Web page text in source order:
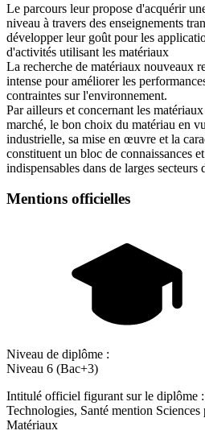
Le parcours leur propose d'acquérir
niveau à travers des enseignements
développer leur goût pour les
d'activités utilisant les matériaux
La recherche de matériaux nouveaux
intense pour améliorer les
contraintes sur l'environnement.
Par ailleurs et concernant les
marché, le bon choix du matériau en
industrielle, sa mise en œuvre et la
constituent un bloc de connaissances
indispensables dans de larges secteurs
Mentions officielles
Niveau de diplôme :
Niveau 6 (Bac+3)
Intitulé officiel figurant sur le diplôme
Technologies, Santé mention
Matériaux